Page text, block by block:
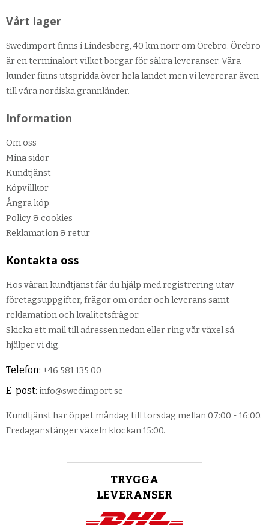
Vårt lager
Swedimport finns i Lindesberg, 40 km norr om Örebro. Örebro
är en terminalort vilket borgar för säkra leveranser. Våra
kunder finns utspridda över hela landet men vi levererar även
till våra nordiska grannländer.
Information
Om oss
Mina sidor
Kundtjänst
Köpvillkor
Ångra köp
Policy & cookies
Reklamation & retur
Kontakta oss
Hos våran kundtjänst får du hjälp med registrering utav
företagsuppgifter, frågor om order och leverans samt
reklamation och kvalitetsfrågor.
Skicka ett mail till adressen nedan eller ring vår växel så
hjälper vi dig.
Telefon: +46 581 135 00
E-post: info@swedimport.se
Kundtjänst har öppet måndag till torsdag mellan 07:00 - 16:00.
Fredagar stänger växeln klockan 15:00.
TRYGGA
LEVERANSER